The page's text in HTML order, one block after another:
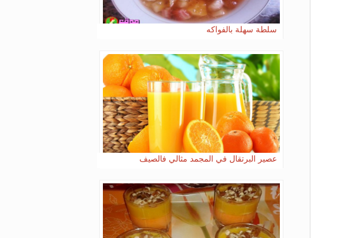
سلطة سهلة بالفواكه
عصير البرتقال في المجمد مثالي فالصيف